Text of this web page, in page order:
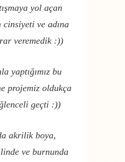
yol açan
cinsiyeti ve adına
veremedik :))
yaptığımız bu
projemiz oldukça
geçti :))
akrilik boya,
ve burnunda